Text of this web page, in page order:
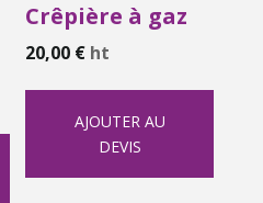
Crêpière à gaz
20,00 € ht
AJOUTER AU
DEVIS